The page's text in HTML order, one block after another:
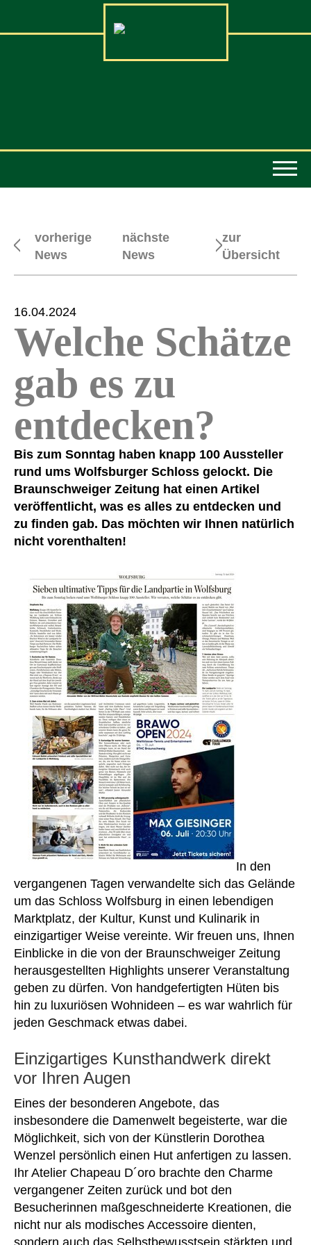
vorherige
News
nächste
News
zur
Übersicht
16.04.2024
Welche Schätze
gab es zu
entdecken?
Bis zum Sonntag haben knapp 100 Aussteller
rund ums Wolfsburger Schloss gelockt. Die
Braunschweiger Zeitung hat einen Artikel
veröffentlicht, was es alles zu entdecken und
zu finden gab. Das möchten wir Ihnen natürlich
nicht vorenthalten!
In den
vergangenen Tagen verwandelte sich das Gelände
um das Schloss Wolfsburg in einen lebendigen
Marktplatz, der Kultur, Kunst und Kulinarik in
einzigartiger Weise vereinte. Wir freuen uns, Ihnen
Einblicke in die von der Braunschweiger Zeitung
herausgestellten Highlights unserer Veranstaltung
geben zu dürfen. Von handgefertigten Hüten bis
hin zu luxuriösen Wohnideen – es war wahrlich für
jeden Geschmack etwas dabei.
Einzigartiges Kunsthandwerk direkt
vor Ihren Augen
Eines der besonderen Angebote, das
insbesondere die Damenwelt begeisterte, war die
Möglichkeit, sich von der Künstlerin Dorothea
Wenzel persönlich einen Hut anfertigen zu lassen.
Ihr Atelier Chapeau D´oro brachte den Charme
vergangener Zeiten zurück und bot den
Besucherinnen maßgeschneiderte Kreationen, die
nicht nur als modisches Accessoire dienten,
sondern auch das Selbstbewusstsein stärkten und